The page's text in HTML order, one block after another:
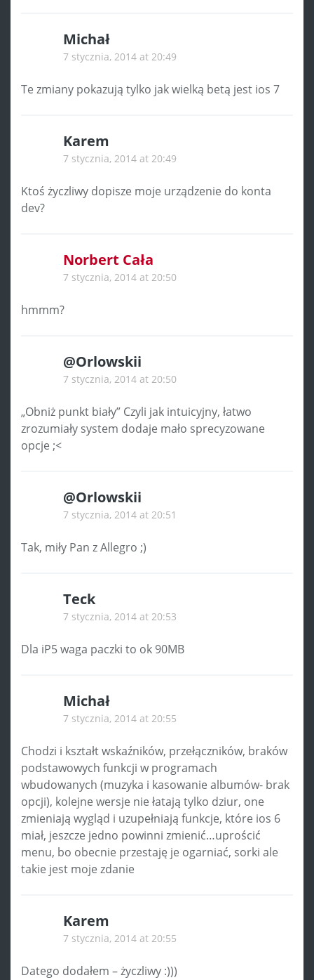
Michał
7 stycznia, 2014 at 20:49
Te zmiany pokazują tylko jak wielką betą jest ios 7
Karem
7 stycznia, 2014 at 20:49
Ktoś życzliwy dopisze moje urządzenie do konta
dev?
Norbert Cała
7 stycznia, 2014 at 20:50
hmmm?
@Orlowskii
7 stycznia, 2014 at 20:50
„Obniż punkt biały” Czyli jak intuicyjny, łatwo
zrozumiały system dodaje mało sprecyzowane
opcje ;<
@Orlowskii
7 stycznia, 2014 at 20:51
Tak, miły Pan z Allegro ;)
Teck
7 stycznia, 2014 at 20:53
Dla iP5 waga paczki to ok 90MB
Michał
7 stycznia, 2014 at 20:55
Chodzi i kształt wskaźników, przełączników, braków
podstawowych funkcji w programach
wbudowanych (muzyka i kasowanie albumów- brak
opcji), kolejne wersje nie łatają tylko dziur, one
zmieniają wygląd i uzupełniają funkcje, które ios 6
miał, jeszcze jedno powinni zmienić…uprościć
menu, bo obecnie przestaję je ogarniać, sorki ale
takie jest moje zdanie
Karem
7 stycznia, 2014 at 20:55
Datego dodałem – życzliwy :)))